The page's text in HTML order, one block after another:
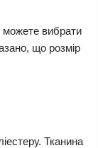
можете вибрати
що розмір
Тканина